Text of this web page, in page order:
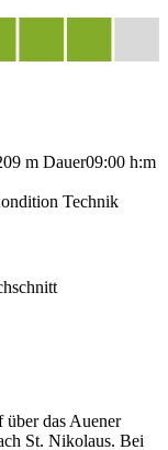
m Dauer09:00 h:m
Technik
das Auener
St. Nikolaus. Bei